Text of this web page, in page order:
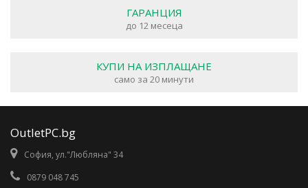
ГАРАНЦИЯ
до 12 месеца
КУПИ НА ИЗПЛАЩАНЕ
само за 20 минути
OutletPC.bg
София, ул."Любляна" 34
0879 048 745